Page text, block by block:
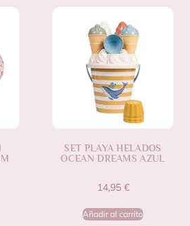
SET PLAYA HELADOS
OCEAN DREAMS AZUL
14,95 €
Añadir al carrito